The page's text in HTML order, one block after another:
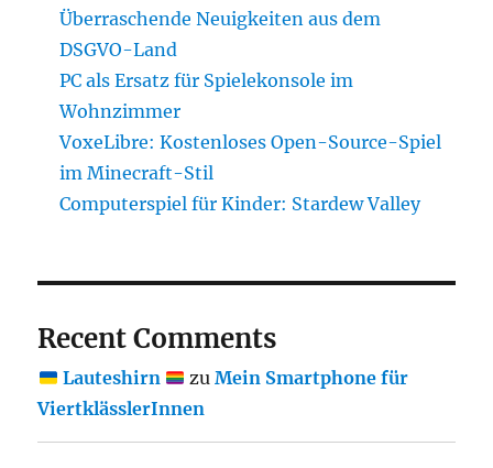
Überraschende Neuigkeiten aus dem
DSGVO-Land
PC als Ersatz für Spielekonsole im
Wohnzimmer
VoxeLibre: Kostenloses Open-Source-Spiel
im Minecraft-Stil
Computerspiel für Kinder: Stardew Valley
Recent Comments
Lauteshirn zu Mein Smartphone für
ViertklässlerInnen